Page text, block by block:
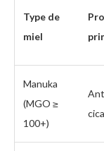
Type de
miel
Manuka
(MGO ≥
100+)